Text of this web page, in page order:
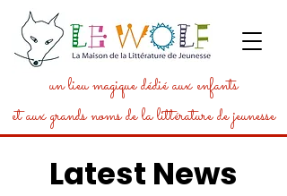
un lieu magique dédié aux enfants
et aux grands noms de la littérature de jeunesse
Latest News